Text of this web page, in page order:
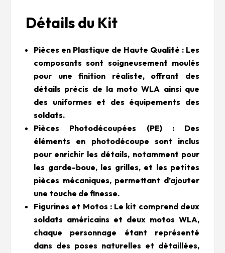
Détails du Kit
Pièces en Plastique de Haute Qualité : Les
composants sont soigneusement moulés
pour une finition réaliste, offrant des
détails précis de la moto WLA ainsi que
des uniformes et des équipements des
soldats.
Pièces Photodécoupées (PE) : Des
éléments en photodécoupe sont inclus
pour enrichir les détails, notamment pour
les garde-boue, les grilles, et les petites
pièces mécaniques, permettant d’ajouter
une touche de finesse.
Figurines et Motos : Le kit comprend deux
soldats américains et deux motos WLA,
chaque personnage étant représenté
dans des poses naturelles et détaillées,